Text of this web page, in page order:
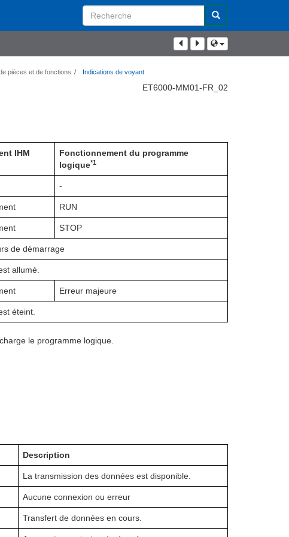
Search
Term
pièces et de fonctions Indications de voyant
ET6000-MM01-FR_02
IHM
Fonctionnement du programme
logique*1
-
RUN
STOP
de démarrage
allumé.
Erreur majeure
éteint.
le programme logique.
Description
La transmission des données est disponible.
Aucune connexion ou erreur
Transfert de données en cours.